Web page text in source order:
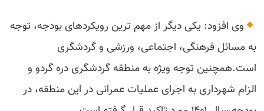
وی افزود: یکی دیگر از مهم ترین رویکردهای بودجه، توجه
به مسائل فرهنگی، اجتماعی، ورزشی و گردشگری
است.همچنین توجه ویژه به منطقه گردشگری دره گردو و
الزام شهرداری به اجرای عملیات عمرانی در این منطقه، در